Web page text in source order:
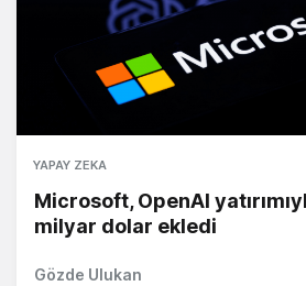
YAPAY ZEKA
Microsoft, OpenAI
milyar dolar ekledi
Gözde Ulukan